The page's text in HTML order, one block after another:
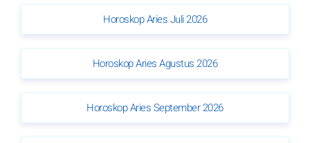
Horoskop Aries Juli 2026
Horoskop Aries Agustus 2026
Horoskop Aries September 2026